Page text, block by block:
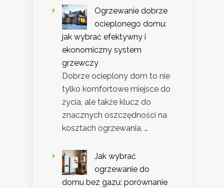
Ogrzewanie dobrze
ocieplonego domu:
jak wybrać efektywny i
ekonomiczny system
grzewczy
Dobrze ocieplony dom to nie
tylko komfortowe miejsce do
życia, ale także klucz do
znacznych oszczędności na
kosztach ogrzewania. …
Jak wybrać
ogrzewanie do
domu bez gazu: porównanie